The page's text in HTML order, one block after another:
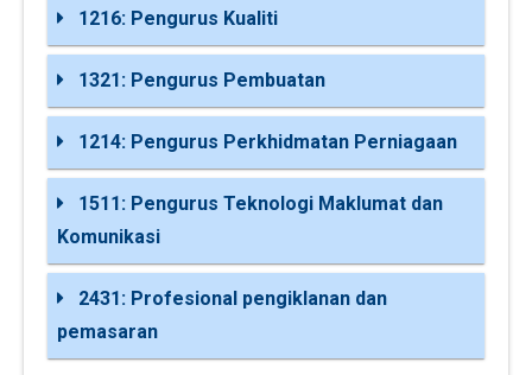
1216: Pengurus Kualiti
1321: Pengurus Pembuatan
1214: Pengurus Perkhidmatan Perniagaan
1511: Pengurus Teknologi Maklumat dan
Komunikasi
2431: Profesional pengiklanan dan
pemasaran